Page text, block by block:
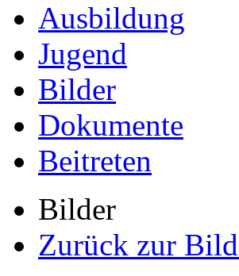
Ausbildung
Jugend
Bilder
Dokumente
Beitreten
Bilder
Zurück zur